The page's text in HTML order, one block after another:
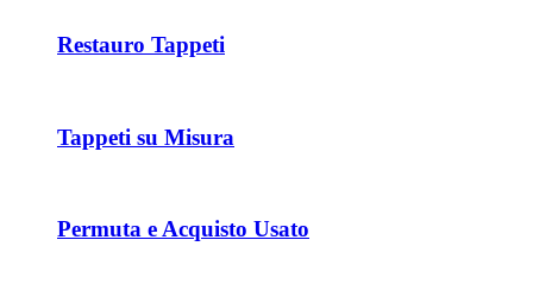
Restauro Tappeti
Tappeti su Misura
Permuta e Acquisto Usato